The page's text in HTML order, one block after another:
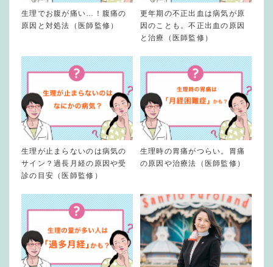
生理でお腹が痛い…！腹痛の
原因と対処法（医師監修）
更年期の不正出血は病気が原
因のことも。不正出血の原因
と治療（医師監修）
生理が止まらないのは病気の
サイン？過長月経の原因や受
診の目安（医師監修）
生理時の胃痛がつらい。胃痛
の原因や治療法（医師監修）